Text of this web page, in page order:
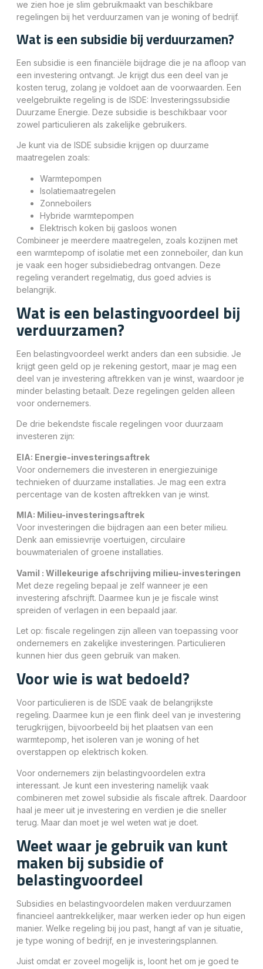
we zien hoe je slim gebruikmaakt van beschikbare
regelingen bij het verduurzamen van je woning of bedrijf.
Wat is een subsidie bij verduurzamen?
Een subsidie is een financiële bijdrage die je na afloop van
een investering ontvangt. Je krijgt dus een deel van je
kosten terug, zolang je voldoet aan de voorwaarden. Een
veelgebruikte regeling is de ISDE: Investeringssubsidie
Duurzame Energie. Deze subsidie is beschikbaar voor
zowel particulieren als zakelijke gebruikers.
Je kunt via de ISDE subsidie krijgen op duurzame
maatregelen zoals:
Warmtepompen
Isolatiemaatregelen
Zonneboilers
Hybride warmtepompen
Elektrisch koken bij gasloos wonen
Combineer je meerdere maatregelen, zoals kozijnen met
een warmtepomp of isolatie met een zonneboiler, dan kun
je vaak een hoger subsidiebedrag ontvangen. Deze
regeling verandert regelmatig, dus goed advies is
belangrijk.
Wat is een belastingvoordeel bij
verduurzamen?
Een belastingvoordeel werkt anders dan een subsidie. Je
krijgt geen geld op je rekening gestort, maar je mag een
deel van je investering aftrekken van je winst, waardoor je
minder belasting betaalt. Deze regelingen gelden alleen
voor ondernemers.
De drie bekendste fiscale regelingen voor duurzaam
investeren zijn:
EIA: Energie-investeringsaftrek
Voor ondernemers die investeren in energiezuinige
technieken of duurzame installaties. Je mag een extra
percentage van de kosten aftrekken van je winst.
MIA: Milieu-investeringsaftrek
Voor investeringen die bijdragen aan een beter milieu.
Denk aan emissievrije voertuigen, circulaire
bouwmaterialen of groene installaties.
Vamil : Willekeurige afschrijving milieu-investeringen
Met deze regeling bepaal je zelf wanneer je een
investering afschrijft. Daarmee kun je je fiscale winst
spreiden of verlagen in een bepaald jaar.
Let op: fiscale regelingen zijn alleen van toepassing voor
ondernemers en zakelijke investeringen. Particulieren
kunnen hier dus geen gebruik van maken.
Voor wie is wat bedoeld?
Voor particulieren is de ISDE vaak de belangrijkste
regeling. Daarmee kun je een flink deel van je investering
terugkrijgen, bijvoorbeeld bij het plaatsen van een
warmtepomp, het isoleren van je woning of het
overstappen op elektrisch koken.
Voor ondernemers zijn belastingvoordelen extra
interessant. Je kunt een investering namelijk vaak
combineren met zowel subsidie als fiscale aftrek. Daardoor
haal je meer uit je investering en verdien je die sneller
terug. Maar dan moet je wel weten wat je doet.
Weet waar je gebruik van kunt
maken bij subsidie of
belastingvoordeel
Subsidies en belastingvoordelen maken verduurzamen
financieel aantrekkelijker, maar werken ieder op hun eigen
manier. Welke regeling bij jou past, hangt af van je situatie,
je type woning of bedrijf, en je investeringsplannen.
Juist omdat er zoveel mogelijk is, loont het om je goed te